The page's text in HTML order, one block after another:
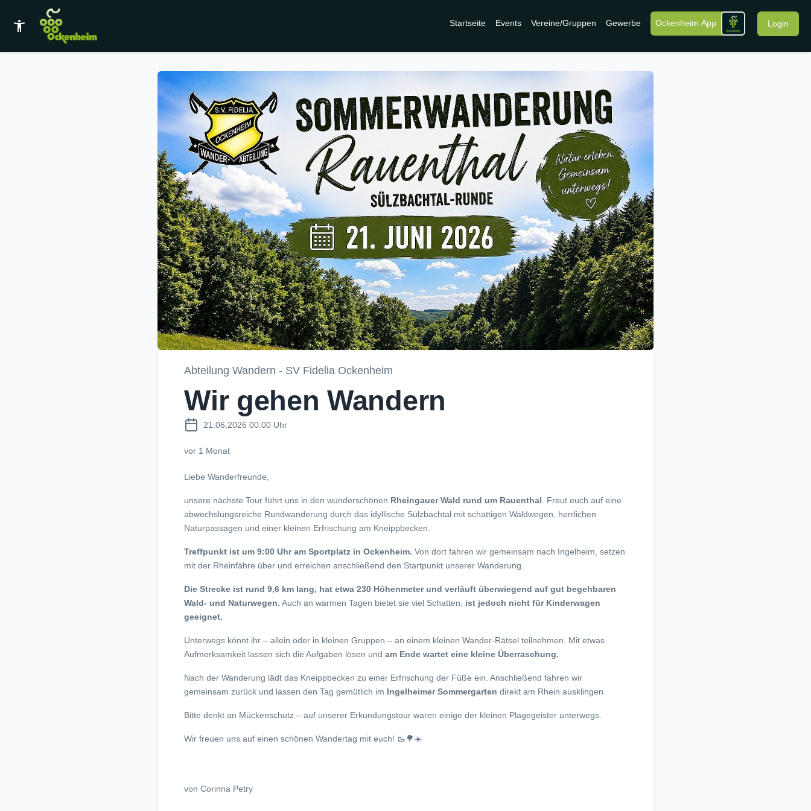
Startseite Events Vereine/Gruppen Gewerbe Ockenheim App Login
Abteilung Wandern - SV Fidelia Ockenheim
Wir gehen Wandern
21.06.2026 00:00 Uhr
vor 1 Monat
Liebe Wanderfreunde,
unsere nächste Tour führt uns in den wunderschönen Rheingauer Wald rund um Rauenthal. Freut euch auf eine
abwechslungsreiche Rundwanderung durch das idyllische Sülzbachtal mit schattigen Waldwegen, herrlichen
Naturpassagen und einer kleinen Erfrischung am Kneippbecken.
Treffpunkt ist um 9:00 Uhr am Sportplatz in Ockenheim.Von dort fahren wir gemeinsam nach Ingelheim, setzen
mit der Rheinfähre über und erreichen anschließend den Startpunkt unserer Wanderung.
Die Strecke ist rund 9,6 km lang, hat etwa 230 Höhenmeter und verläuft überwiegend auf gut begehbaren
Wald- und Naturwegen. Auch an warmen Tagen bietet sie viel Schatten, ist jedoch nicht für Kinderwagen
geeignet.
Unterwegs könnt ihr – allein oder in kleinen Gruppen – an einem kleinen Wander-Rätsel teilnehmen. Mit etwas
Aufmerksamkeit lassen sich die Aufgaben lösen und am Ende wartet eine kleine Überraschung.
Nach der Wanderung lädt das Kneippbecken zu einer Erfrischung der Füße ein. Anschließend fahren wir
gemeinsam zurück und lassen den Tag gemütlich im Ingelheimer Sommergarten direkt am Rhein ausklingen.
Bitte denkt an Mückenschutz – auf unserer Erkundungstour waren einige der kleinen Plagegeister unterwegs.
Wir freuen uns auf einen schönen Wandertag mit euch! 🥾🌳☀️
von Corinna Petry